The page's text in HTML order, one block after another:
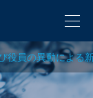
役員の異動による